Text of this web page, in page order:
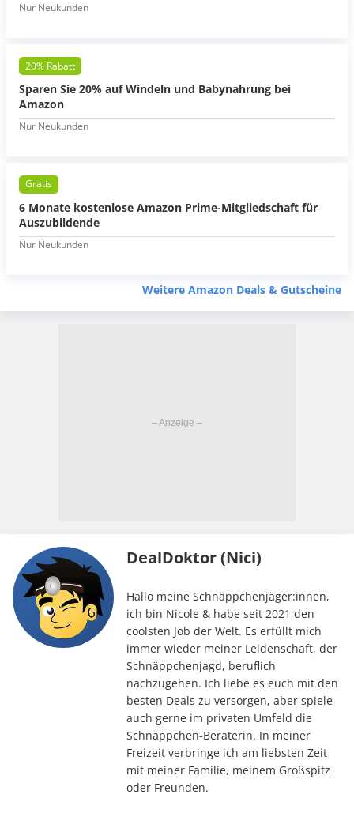
Nur Neukunden
20% Rabatt
Sparen Sie 20% auf Windeln und Babynahrung bei
Amazon
Nur Neukunden
Gratis
6 Monate kostenlose Amazon Prime-Mitgliedschaft für
Auszubildende
Nur Neukunden
Weitere Amazon Deals & Gutscheine
DealDoktor (Nici)
Hallo meine Schnäppchenjäger:innen,
ich bin Nicole & habe seit 2021 den
coolsten Job der Welt. Es erfüllt mich
immer wieder meiner Leidenschaft, der
Schnäppchenjagd, beruflich
nachzugehen. Ich liebe es euch mit den
besten Deals zu versorgen, aber spiele
auch gerne im privaten Umfeld die
Schnäppchen-Beraterin. In meiner
Freizeit verbringe ich am liebsten Zeit
mit meiner Familie, meinem Großspitz
oder Freunden.